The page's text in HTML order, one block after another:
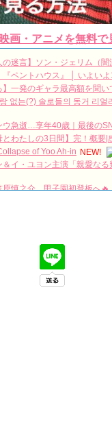
画・アニメを無料で
の迷言】ソン・ジェリム（闇
『ペントハウス』 │ いよい
】一発のギャラ最高額を聞い
없는(?) 솔로들의 동거 리
ウ急逝…享年40歳｜最後の
とわたしの3日間】完！概要|
of Yoo Ah-in NEW!
＆イ・ユヨン主演「親愛な
原慎之介、甲子園初登板へ
ンに！」2025年11月1日
う）・異なる」を韓国語で
だ」を韓国語では？「심심
상 서울숲 벤치 (YUN
ン主演「潜入弁護人」第1
한혜진 – (선공개) 강남 3대